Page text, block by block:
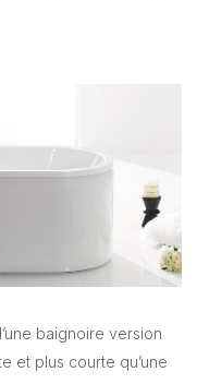
baignoire version
et plus courte qu’une